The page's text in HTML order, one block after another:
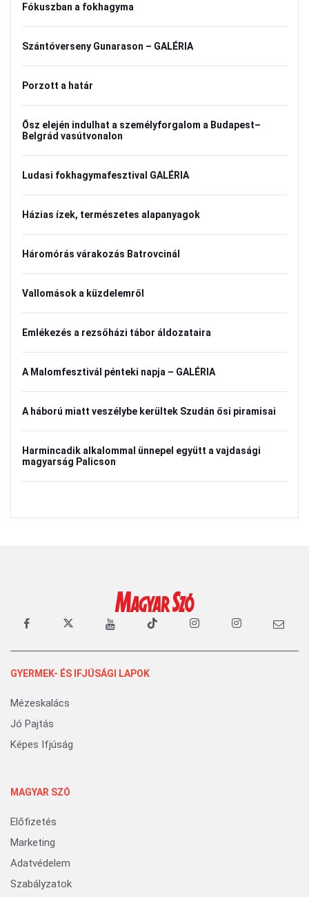
Fókuszban a fokhagyma
Szántóverseny Gunarason – GALÉRIA
Porzott a határ
Ősz elején indulhat a személyforgalom a Budapest–
Belgrád vasútvonalon
Ludasi fokhagymafesztival GALÉRIA
Házias ízek, természetes alapanyagok
Háromórás várakozás Batrovcinál
Vallomások a küzdelemről
Emlékezés a rezsőházi tábor áldozataira
A Malomfesztivál pénteki napja – GALÉRIA
A háború miatt veszélybe kerültek Szudán ősi piramisai
Harmincadik alkalommal ünnepel együtt a vajdasági
magyarság Palicson
GYERMEK- ÉS IFJÚSÁGI LAPOK
Mézeskalács
Jó Pajtás
Képes Ifjúság
MAGYAR SZÓ
Előfizetés
Marketing
Adatvédelem
Szabályzatok